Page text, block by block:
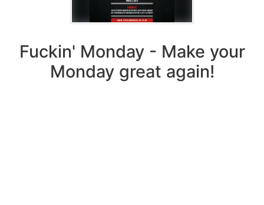
Fuckin' Monday - Make your
Monday great again!